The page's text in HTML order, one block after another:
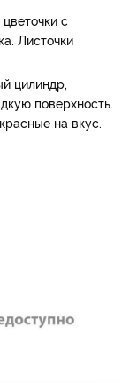
с
Листочки
цилиндр,
поверхность.
на вкус.